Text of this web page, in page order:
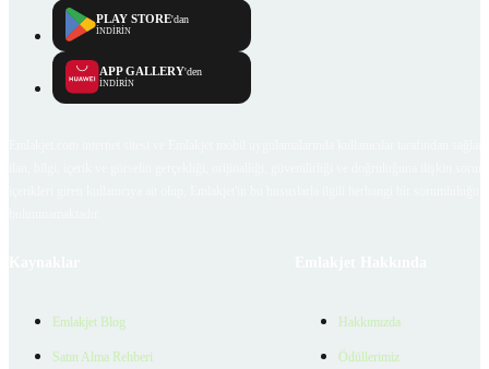
PLAY STORE'dan
İNDİRİN
APP GALLERY'den
İNDİRİN
Emlakjet Blog
Satın Alma Rehberi
Hakkımızda
Ödüllerimiz